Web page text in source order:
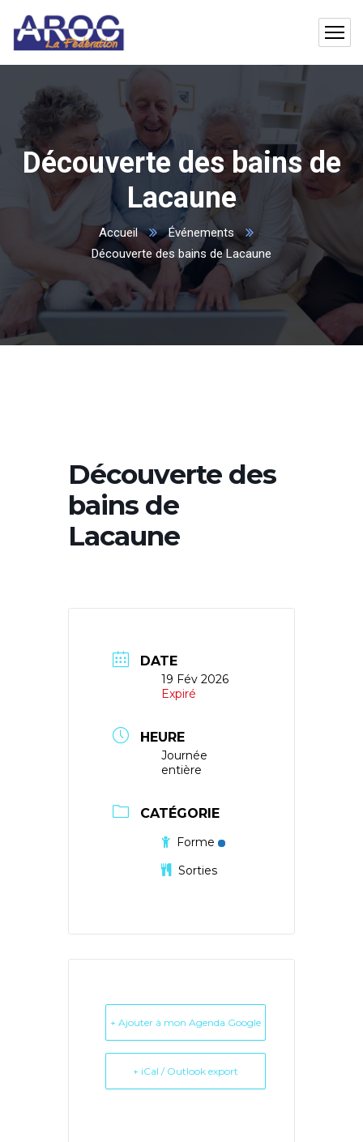
Découverte des bains de
Lacaune
Accueil
Événements
Découverte des bains de Lacaune
Découverte des
bains de
Lacaune
DATE
19 Fév 2026
Expiré
HEURE
Journée
entière
CATÉGORIE
Forme
Sorties
+ Ajouter à mon Agenda Google
+ iCal / Outlook export